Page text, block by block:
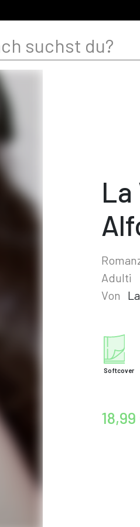
La
Adulti
Von
Softcover